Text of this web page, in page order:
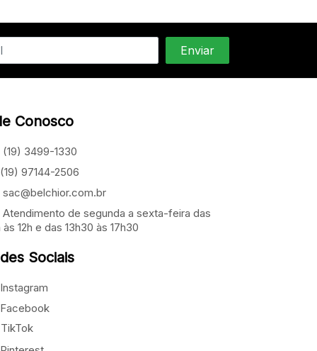
Conosco
(19) 3499-1330
(19) 97144-2506
sac@belchior.com.br
Atendimento de segunda a sexta-feira das
às 12h e das 13h30 às 17h30
Sociais
Instagram
Facebook
TikTok